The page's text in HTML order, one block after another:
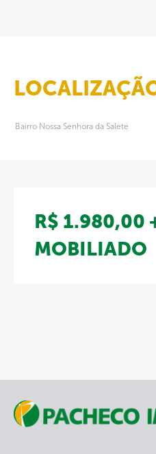
Bairro Nossa Senhora da Salete
R$ 1.980,00
MOBILIADO